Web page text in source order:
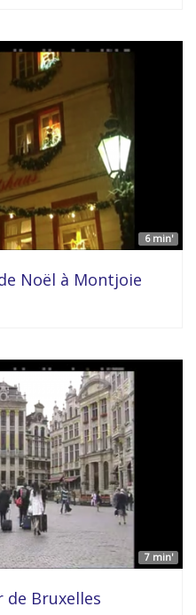
6 min'
Noël à Montjoie
7 min'
Bruxelles